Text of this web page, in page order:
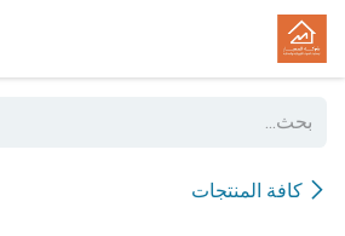
تخطي للذهاب إلى المحتوى
كافة المنتجات